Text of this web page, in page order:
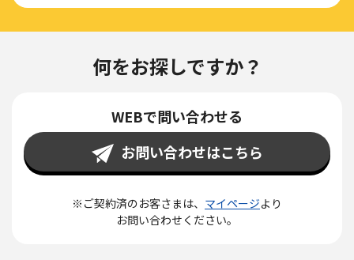
何をお探しですか？
WEBで問い合わせる
お問い合わせはこちら
※ご契約済のお客さまは、 マイページより
お問い合わせください。